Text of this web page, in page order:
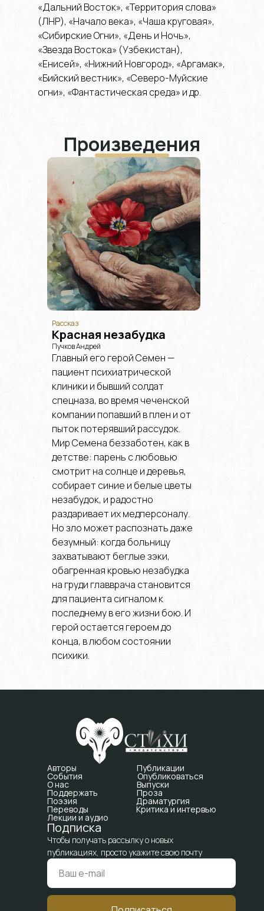
«Дальний Восток», «Территория слова»
(ЛНР), «Начало века», «Чаша круговая»,
«Сибирские Огни», «День и Ночь»,
«Звезда Востока» (Узбекистан),
«Енисей», «Нижний Новгород», «Аргамак»,
«Бийский вестник», «Северо-Муйские
огни», «Фантастическая среда» и др.
Произведения
Рассказ
Красная незабудка
Пучков Андрей
Главный его герой Семен —
пациент психиатрической
клиники и бывший солдат
спецназа, во время чеченской
компании попавший в плен и от
пыток потерявший рассудок.
Мир Семена беззаботен, как в
детстве: парень с любовью
смотрит на солнце и деревья,
собирает синие и белые цветы
незабудок, и радостно
раздаривает их медперсоналу.
Но зло может распознать даже
безумный: когда больницу
захватывают беглые зэки,
обагренная кровью незабудка
на груди главврача становится
для пациента сигналом к
последнему в его жизни бою. И
герой остается героем до
конца, в любом состоянии
психики.
Авторы Публикации
События Опубликоваться
О нас Выпуски
Поддержать Проза
Поэзия Драматургия
Переводы Критика и интервью
Лекции и аудио
Подписка
Чтобы получать рассылку о новых
публикациях, просто укажите свою почту